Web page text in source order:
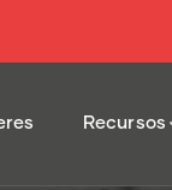
Recursos